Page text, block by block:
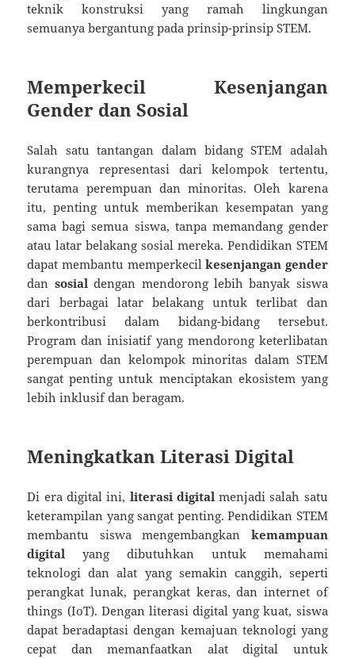
teknik konstruksi yang ramah lingkungan
semuanya bergantung pada prinsip-prinsip STEM.
Memperkecil Kesenjangan
Gender dan Sosial
Salah satu tantangan dalam bidang STEM adalah
kurangnya representasi dari kelompok tertentu,
terutama perempuan dan minoritas. Oleh karena
itu, penting untuk memberikan kesempatan yang
sama bagi semua siswa, tanpa memandang gender
atau latar belakang sosial mereka. Pendidikan STEM
dapat membantu memperkecilkesenjangan gender
dan sosialdengan mendorong lebih banyak siswa
dari berbagai latar belakang untuk terlibat dan
berkontribusi dalam bidang-bidang tersebut.
Program dan inisiatif yang mendorong keterlibatan
perempuan dan kelompok minoritas dalam STEM
sangat penting untuk menciptakan ekosistem yang
lebih inklusif dan beragam.
Meningkatkan Literasi Digital
Di era digital ini, literasi digitalmenjadi salah satu
keterampilan yang sangat penting. Pendidikan STEM
membantu siswa mengembangkan kemampuan
digital yang dibutuhkan untuk memahami
teknologi dan alat yang semakin canggih, seperti
perangkat lunak, perangkat keras, dan internet of
things (IoT). Dengan literasi digital yang kuat, siswa
dapat beradaptasi dengan kemajuan teknologi yang
cepat dan memanfaatkan alat digital untuk